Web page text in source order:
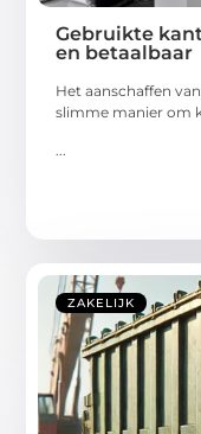
Gebruikte
en betaalbaar
Het aanschaffen
slimme manier om
...
ZAKELIJK